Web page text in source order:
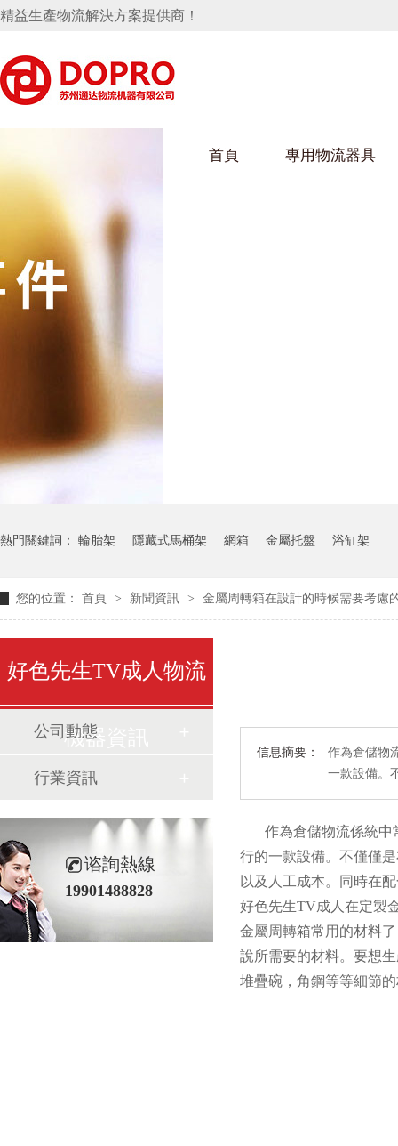
精益生產物流解決方案提供商！
首頁 專用物流器具
好色视频APP下载架
變速箱托盤
衝壓件料架
消聲器料架
手推車
氣瓶料架
隱藏式馬桶水箱支架
汽車行業
衛浴行業
熱門關鍵詞： 輪胎架 隱藏式馬桶架 網箱 金屬托盤 浴缸架
您的位置： 首頁 > 新聞資訊 > 金屬周轉箱在設計的時候需要考慮
信息摘要：
作為倉儲物
一款設備
作為倉儲物流係統中常
行的一款設備。不僅僅
以及人工成本。同時在
好色先生TV成人在定製金
金屬周轉箱常用的材料了
說所需要的材料。要想生
堆疊碗，角鋼等等細節
好色先生TV成人物流
機器資訊
公司動態
行業資訊
谘詢熱線
19901488828